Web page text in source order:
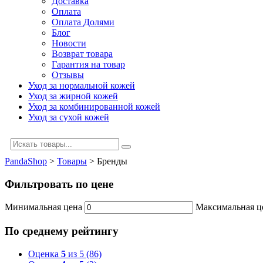
Оплата
Оплата Долями
Блог
Новости
Возврат товара
Гарантия на товар
Отзывы
Уход за нормальной кожей
Уход за жирной кожей
Уход за комбинированной кожей
Уход за сухой кожей
PandaShop > Товары > Бренды
Фильтровать по цене
Минимальная цена Максимальная
По среднему рейтингу
Оценка 5 из 5 (86)